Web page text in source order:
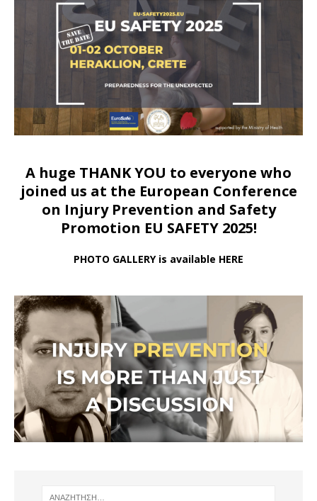
A huge THANK YOU to everyone who
joined us at the European Conference
on Injury Prevention and Safety
Promotion EU SAFETY 2025!
PHOTO GALLERY is available HERE